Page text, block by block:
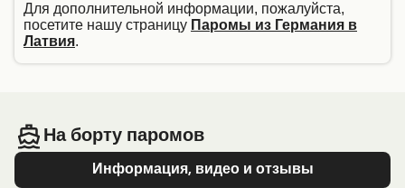
Для дополнительной информации, пожалуйста,
посетите нашу страницу Паромы из Германия в
Латвия.
На борту паромов
Информация, видео и отзывы